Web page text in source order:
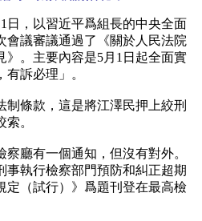
1日，以習近平爲組長的中央全面
會議審議通過了《關於人民法院
》。主要內容是5月1日起全面實
訴必理」。
制條款，這是將江澤民押上絞刑
索。
廳有一個通知，但沒有對外。
事執行檢察部門預防和糾正超期
定（試行）》爲題刊登在最高檢